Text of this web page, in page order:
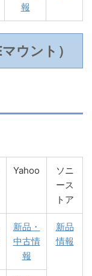
報
ウント）
Yahoo
ソニ
ース
トア
新品・
中古情
報
新品
情報